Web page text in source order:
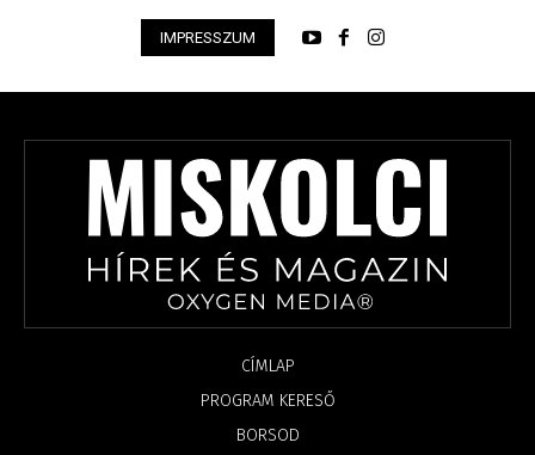
IMPRESSZUM
CÍMLAP
PROGRAM KERESŐ
BORSOD